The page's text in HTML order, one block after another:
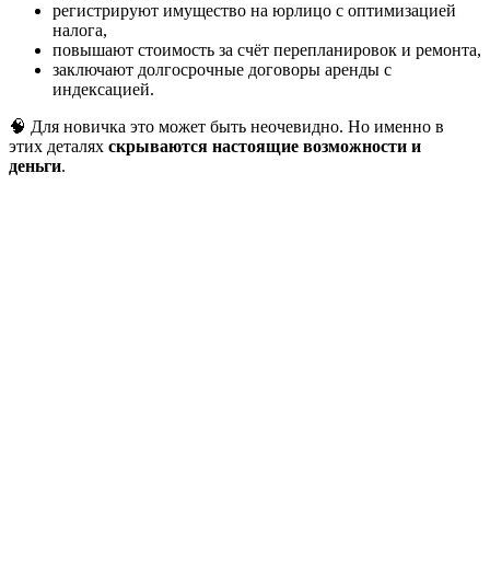
регистрируют имущество на юрлицо с оптимизацией
налога,
повышают стоимость за счёт перепланировок и ремонта,
заключают долгосрочные договоры аренды с
индексацией.
🧠 Для новичка это может быть неочевидно. Но именно в
этих деталях скрываются настоящие возможности и
деньги.